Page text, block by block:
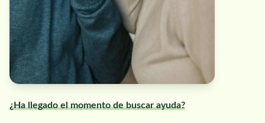
¿Ha llegado el momento de buscar ayuda?